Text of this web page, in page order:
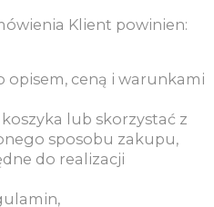
Klient powinien:
opisem, ceną i warunkami
lub skorzystać z
sposobu zakupu,
do realizacji